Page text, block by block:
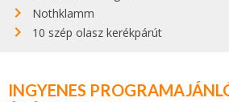
Nothklamm
10 szép olasz kerékpárút
INGYENES